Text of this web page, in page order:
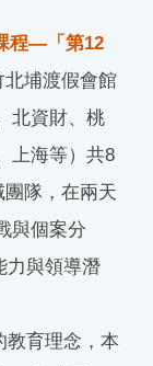
程—「第12
北埔渡假會館
北資財、桃
上海等）共8
隊，在兩天
與個案分
力與領導潛
教育理念，本